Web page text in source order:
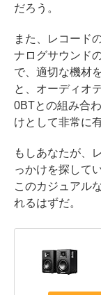
だろう。
また、レコード
ナログサウンド
で、適切な機材
と、オーディオ
0BTとの組み合
けとして非常に
もしあなたが、
っかけを探して
このカジュアル
れるはずだ。